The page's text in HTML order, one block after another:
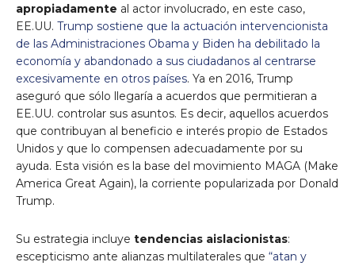
apropiadamente al actor involucrado, en este caso,
EE.UU. Trump sostiene que la actuación intervencionista
de las Administraciones Obama y Biden ha debilitado la
economía y abandonado a sus ciudadanos al centrarse
excesivamente en otros países. Ya en 2016, Trump
aseguró que sólo llegaría a acuerdos que permitieran a
EE.UU. controlar sus asuntos. Es decir, aquellos acuerdos
que contribuyan al beneficio e interés propio de Estados
Unidos y que lo compensen adecuadamente por su
ayuda. Esta visión es la base del movimiento MAGA (Make
America Great Again), la corriente popularizada por Donald
Trump.
Su estrategia incluye tendencias aislacionistas:
escepticismo ante alianzas multilaterales que “atan y